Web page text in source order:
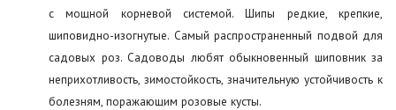
с мощной корневой системой. Шипы редкие, крепкие,
шиповидно-изогнутые. Самый распространенный подвой для
садовых роз. Садоводы любят обыкновенный шиповник за
неприхотливость, зимостойкость, значительную устойчивость к
болезням, поражающим розовые кусты.